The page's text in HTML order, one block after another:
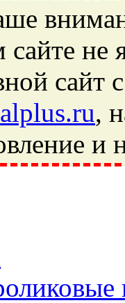
сайте не
сайт
,
и
метизы, техника,